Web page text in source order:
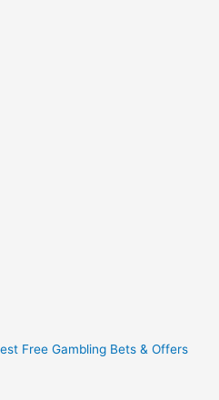
Free Gambling Bets & Offers